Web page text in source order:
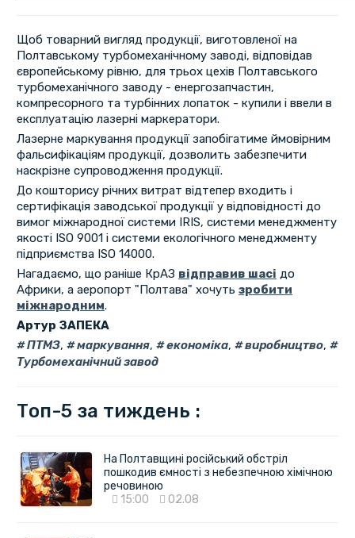
Щоб товарний вигляд продукції, виготовленої на
Полтавському турбомеханічному заводі, відповідав
європейському рівню, для трьох цехів Полтавського
турбомеханічного заводу - енергозапчастин,
компресорного та турбінних лопаток - купили і ввели в
експлуатацію лазерні маркератори.
Лазерне маркування продукції запобігатиме ймовірним
фальсифікаціям продукції, дозволить забезпечити
наскрізне супроводження продукції.
До кошторису річних витрат відтепер входить і
сертифікація заводської продукції у відповідності до
вимог міжнародної системи IRIS, системи менеджменту
якості ISO 9001 і системи екологічного менеджменту
підприємства ISO 14000.
Нагадаємо, що раніше КрАЗ відправив шасі до
Африки, а аеропорт "Полтава" хочуть зробити
міжнародним.
Артур ЗАПЕКА
ПТМЗ, маркування, економіка, виробництво,
Турбомеханічний завод
Топ-5 за тиждень :
На Полтавщині російський обстріл
пошкодив ємності з небезпечною хімічною
речовиною
15:00
02.08